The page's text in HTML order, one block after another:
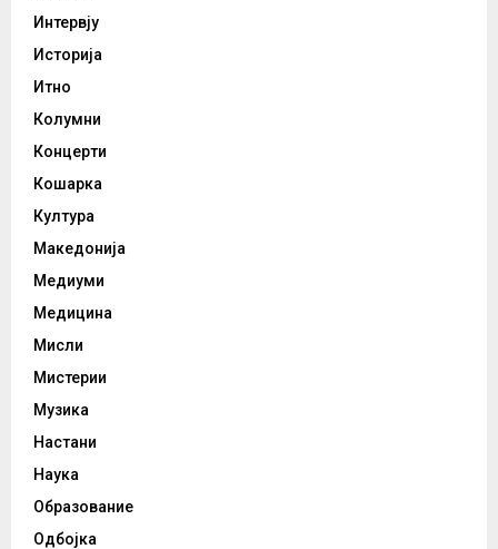
Интервју
Историја
Итно
Колумни
Концерти
Кошарка
Култура
Македонија
Медиуми
Медицина
Мисли
Мистерии
Музика
Настани
Наука
Образование
Одбојка